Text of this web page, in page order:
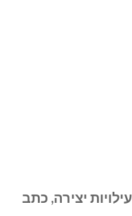
יצירה, כתב